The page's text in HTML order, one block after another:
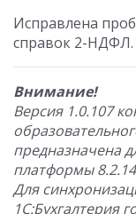
Исправлена
справок 2-НДФЛ.
Внимание!
Версия 1.0.107
предназначена
платформы
Для
1С:Бухгалтерия